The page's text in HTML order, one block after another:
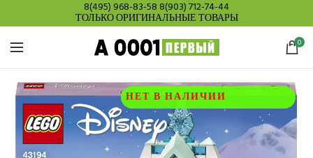
8(495) 968-83-58 8(903) 712-74-44
ТОЛЬКО ОРИГИНАЛЬНЫЕ ТОВАРЫ
0
НЕТ В НАЛИЧИИ